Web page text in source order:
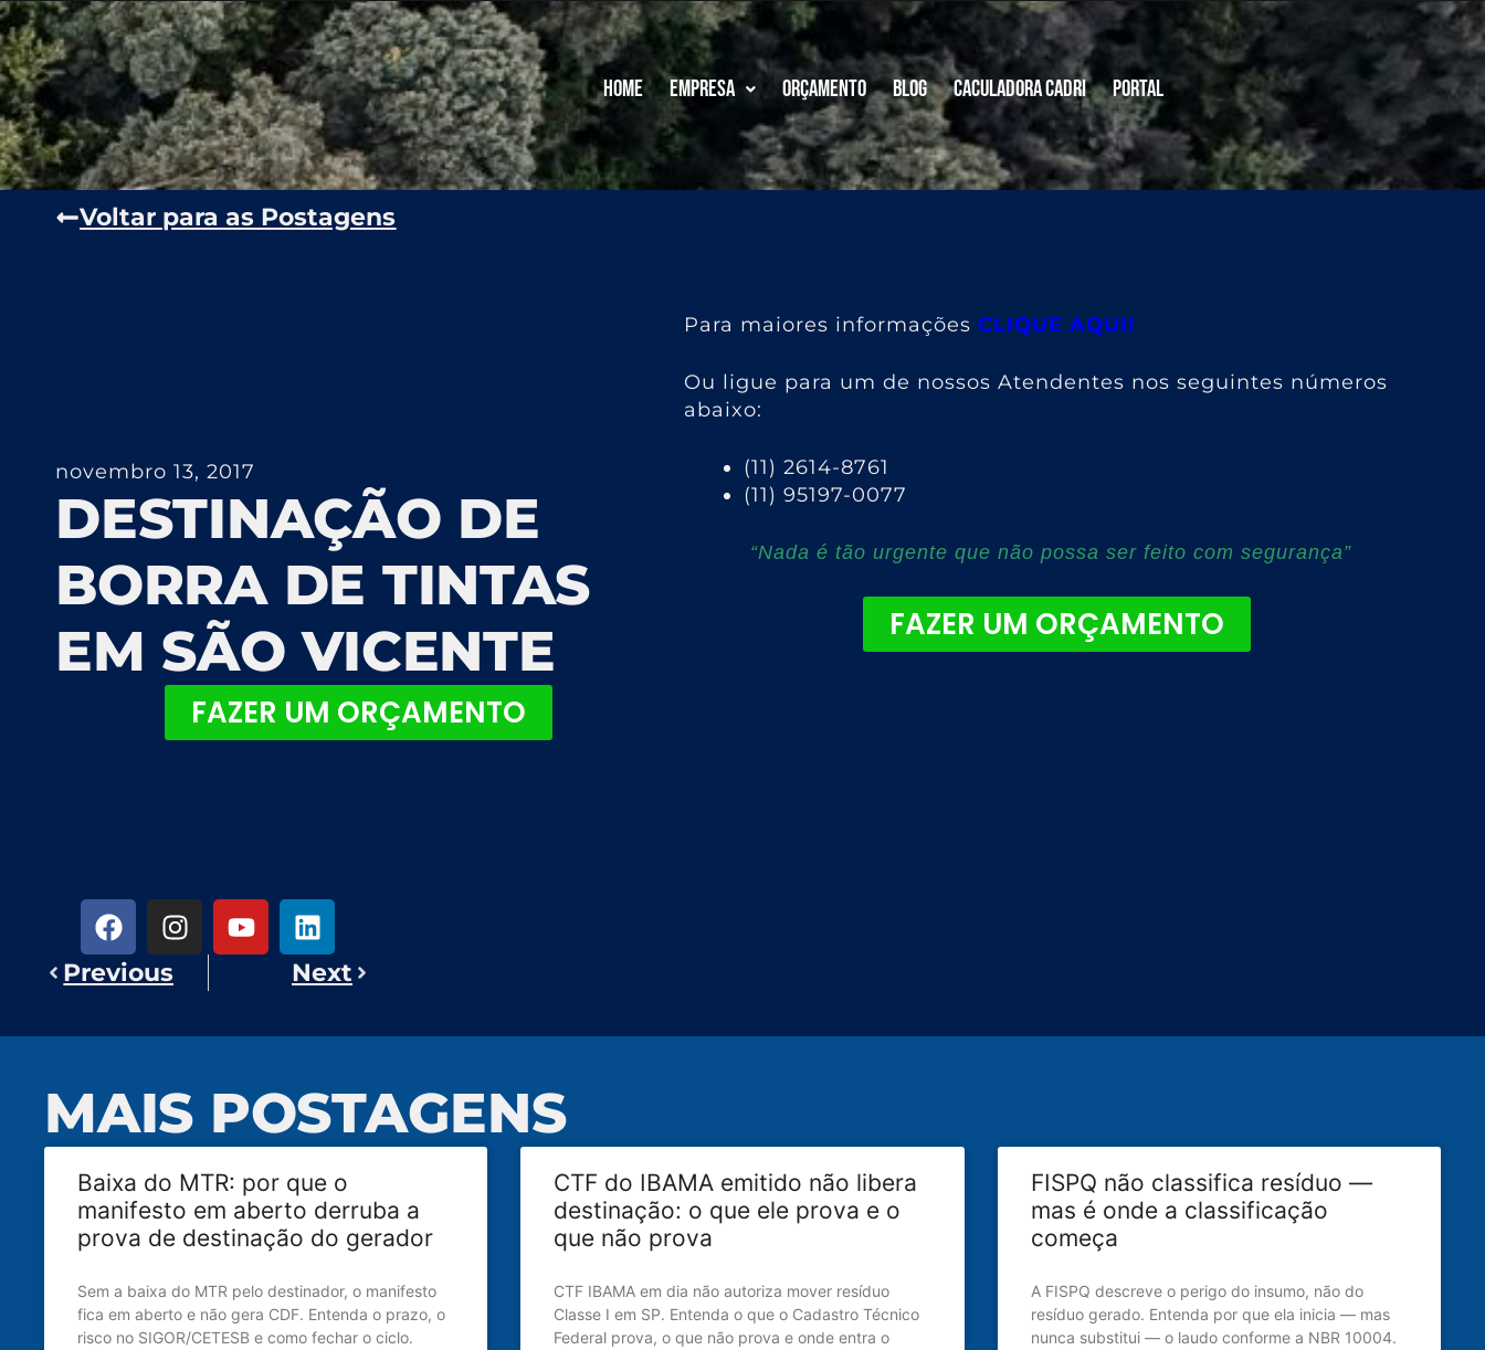
Home Empresa Orçamento Blog Caculadora CADRI Portal
Voltar para as Postagens
novembro 13, 2017
DESTINAÇÃO DE
BORRA DE TINTAS
EM SÃO VICENTE
FAZER UM ORÇAMENTO
Para maiores informações CLIQUE AQUI!
Ou ligue para um de nossos Atendentes nos seguintes números
abaixo:
(11) 2614-8761
(11) 95197-0077
“Nada é tão urgente que não possa ser feito com segurança”
FAZER UM ORÇAMENTO
Previous Next
MAIS POSTAGENS
Baixa do MTR: por que o
manifesto em aberto derruba a
prova de destinação do gerador
Sem a baixa do MTR pelo destinador, o manifesto
fica em aberto e não gera CDF. Entenda o prazo, o
risco no SIGOR/CETESB e como fechar o ciclo.
CTF do IBAMA emitido não libera
destinação: o que ele prova e o
que não prova
CTF IBAMA em dia não autoriza mover resíduo
Classe I em SP. Entenda o que o Cadastro Técnico
Federal prova, o que não prova e onde entra o
FISPQ não classifica resíduo —
mas é onde a classificação
começa
A FISPQ descreve o perigo do insumo, não do
resíduo gerado. Entenda por que ela inicia — mas
nunca substitui — o laudo conforme a NBR 10004.